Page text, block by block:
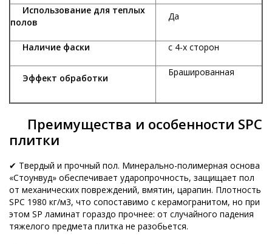
Использование для теплых
полов
Да
Наличие фаски с 4-х сторон
Эффект обработки
Брашированная
Преимущества и особенности SPC
плитки
✔ Твердый и прочный пол. Минерально-полимерная основа
«Стоунвуд» обеспечивает ударопрочность, защищает пол
от механических повреждений, вмятин, царапин. Плотность
SPC 1980 кг/м3, что сопоставимо с керамогранитом, но при
этом SP ламинат гораздо прочнее: от случайного падения
тяжелого предмета плитка не разобьется.